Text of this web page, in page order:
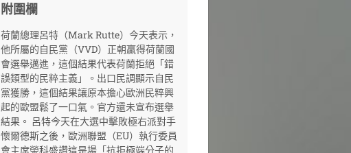
附圍欄
荷蘭總理呂特（Mark Rutte）今天表示，
他所屬的自民黨（VVD）正朝贏得荷蘭國
會選舉邁進，這個結果代表荷蘭拒絕「錯
誤類型的民粹主義」。出口民調顯示自民
黨獲勝，這個結果讓原本擔心歐洲民粹興
起的歐盟鬆了一口氣。官方還未宣布選舉
結果。 呂特今天在大選中擊敗極右派對手
懷爾德斯之後，歐洲聯盟（EU）執行委員
會主席榮科盛讚這是場「抗拒極端分子的